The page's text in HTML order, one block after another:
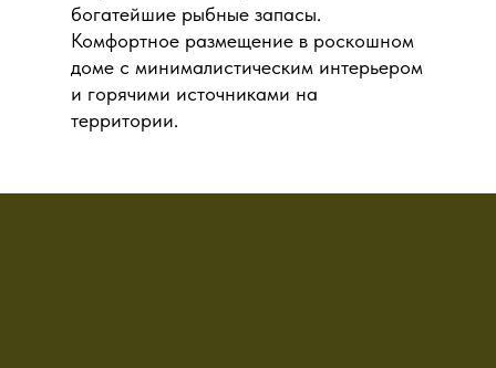
богатейшие рыбные запасы.
Комфортное размещение в роскошном
доме с минималистическим интерьером
и горячими источниками на
территории.